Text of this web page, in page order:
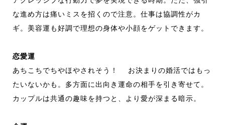
な進め方は痛いミスを招くので注意。仕事は協調性がカ
ギ。美容運も好調で理想の身体や小顔をゲットできます。
恋愛運
あちこちでちやほやされそう！ お決まりの婚活ではもっ
たいないかも。多方面に出向き運命の相手を引き寄せて。
カップルは共通の趣味を持つと、より愛が深まる暗示。